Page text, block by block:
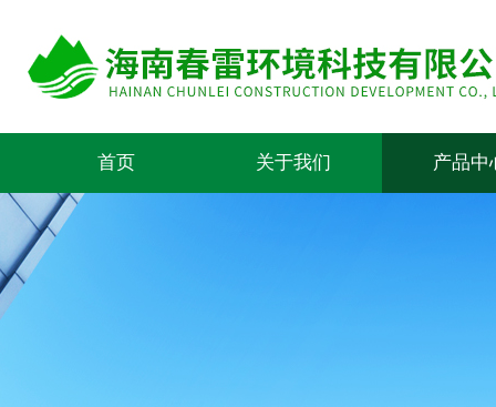
首页 关于我们 产品中